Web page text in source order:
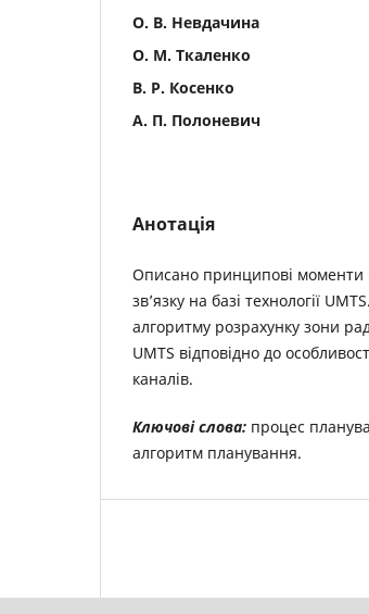
О. В. Невдачина
О. М. Ткаленко
В. Р. Косенко
А. П. Полоневич
Анотація
Описано принципові моменти
зв’язку на базі технології
алгоритму розрахунку зони
UMTS відповідно до
каналів.
Ключові слова: процес
алгоритм планування.